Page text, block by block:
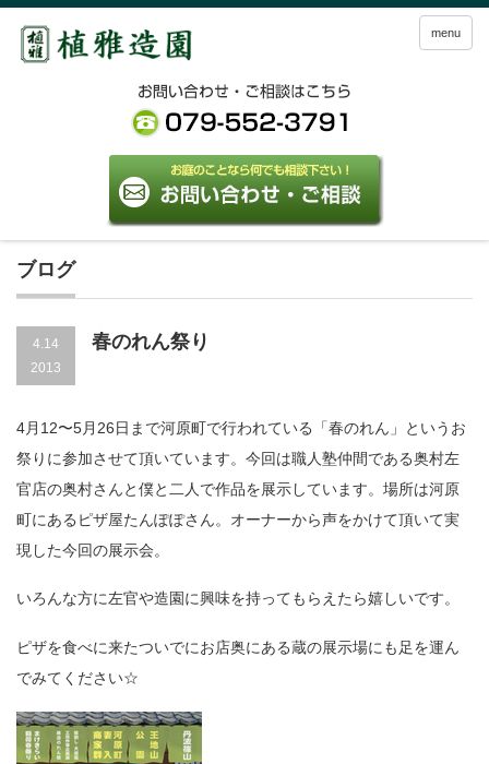
menu
ブログ
4.14
2013
春のれん祭り
4月12〜5月26日まで河原町で行われている「春のれん」というお
祭りに参加させて頂いています。今回は職人塾仲間である奥村左
官店の奥村さんと僕と二人で作品を展示しています。場所は河原
町にあるピザ屋たんぽぽさん。オーナーから声をかけて頂いて実
現した今回の展示会。
いろんな方に左官や造園に興味を持ってもらえたら嬉しいです。
ピザを食べに来たついでにお店奥にある蔵の展示場にも足を運ん
でみてください☆